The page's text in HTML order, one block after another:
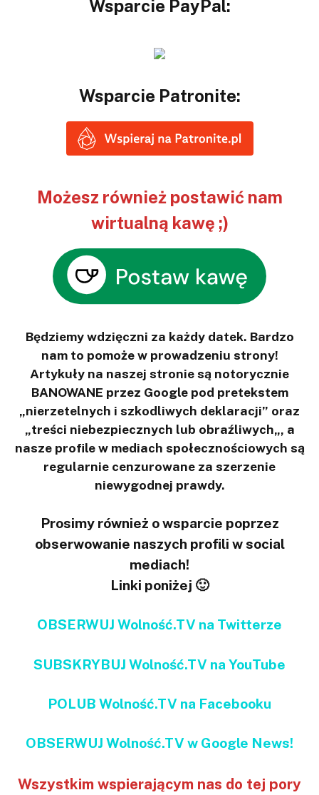
Wsparcie PayPal:
Wsparcie Patronite:
Możesz również postawić nam
wirtualną kawę ;)
Będziemy wdzięczni za każdy datek. Bardzo
nam to pomoże w prowadzeniu strony!
Artykuły na naszej stronie są notorycznie
BANOWANE przez Google pod pretekstem
„nierzetelnych i szkodliwych deklaracji” oraz
„treści niebezpiecznych lub obraźliwych„, a
nasze profile w mediach społecznościowych są
regularnie cenzurowane za szerzenie
niewygodnej prawdy.
Prosimy również o wsparcie poprzez
obserwowanie naszych profili w social
mediach!
Linki poniżej 🙂
OBSERWUJ Wolność.TV na Twitterze
SUBSKRYBUJ Wolność.TV na YouTube
POLUB Wolność.TV na Facebooku
OBSERWUJ Wolność.TV w Google News!
Wszystkim wspierającym nas do tej pory